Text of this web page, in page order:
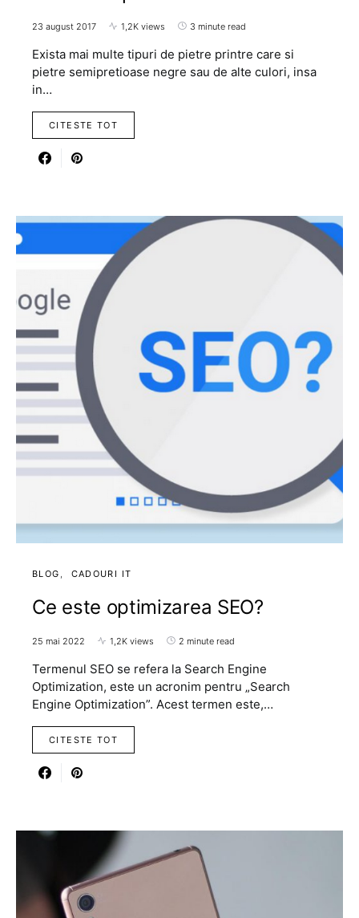
23 august 2017 1,2K views 3 minute read
Exista mai multe tipuri de pietre printre care si
pietre semipretioase negre sau de alte culori, insa
in…
CITESTE TOT
BLOG CADOURI IT
Ce este optimizarea SEO?
25 mai 2022 1,2K views 2 minute read
Termenul SEO se refera la Search Engine
Optimization, este un acronim pentru „Search
Engine Optimization”. Acest termen este,…
CITESTE TOT